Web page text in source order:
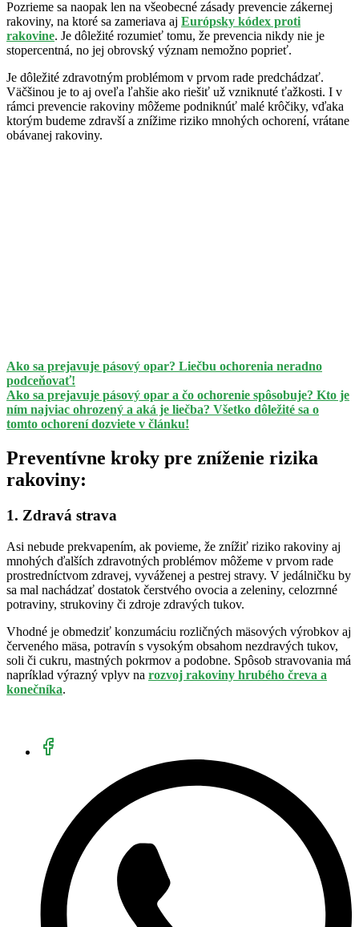
Pozrieme sa naopak len na všeobecné zásady prevencie zákernej
rakoviny, na ktoré sa zameriava aj Európsky kódex proti
rakovine. Je dôležité rozumieť tomu, že prevencia nikdy nie je
stopercentná, no jej obrovský význam nemožno poprieť.
Je dôležité zdravotným problémom v prvom rade predchádzať.
Väčšinou je to aj oveľa ľahšie ako riešiť už vzniknuté ťažkosti. I v
rámci prevencie rakoviny môžeme podniknúť malé krôčiky, vďaka
ktorým budeme zdravší a znížime riziko mnohých ochorení, vrátane
obávanej rakoviny.
Ako sa prejavuje pásový opar? Liečbu ochorenia neradno
podceňovať!
Ako sa prejavuje pásový opar a čo ochorenie spôsobuje? Kto je
ním najviac ohrozený a aká je liečba? Všetko dôležité sa o
tomto ochorení dozviete v článku!
Preventívne kroky pre zníženie rizika
rakoviny:
1. Zdravá strava
Asi nebude prekvapením, ak povieme, že znížiť riziko rakoviny aj
mnohých ďalších zdravotných problémov môžeme v prvom rade
prostredníctvom zdravej, vyváženej a pestrej stravy. V jedálničku by
sa mal nachádzať dostatok čerstvého ovocia a zeleniny, celozrnné
potraviny, strukoviny či zdroje zdravých tukov.
Vhodné je obmedziť konzumáciu rozličných mäsových výrobkov aj
červeného mäsa, potravín s vysokým obsahom nezdravých tukov,
soli či cukru, mastných pokrmov a podobne. Spôsob stravovania má
napríklad výrazný vplyv na rozvoj rakoviny hrubého čreva a
konečníka.